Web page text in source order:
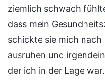
ziemlich schwach
dass mein
schickte sie mich nach
ausruhen und
der ich in der Lage war.